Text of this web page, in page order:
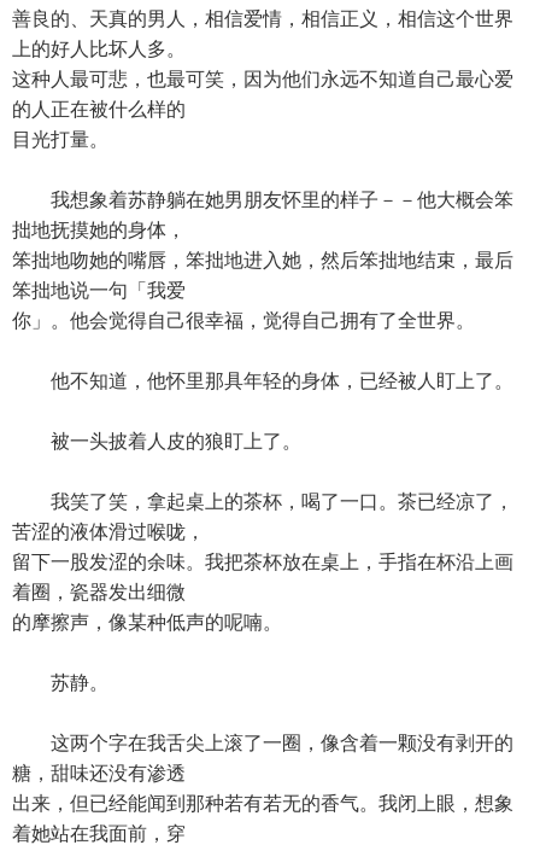
善良的、天真的男人，相信爱情，相信正义，相信这个世界
上的好人比坏人多。
这种人最可悲，也最可笑，因为他们永远不知道自己最心爱
的人正在被什么样的
目光打量。
我想象着苏静躺在她男朋友怀里的样子－－他大概会笨
拙地抚摸她的身体，
笨拙地吻她的嘴唇，笨拙地进入她，然后笨拙地结束，最后
笨拙地说一句「我爱
你」。他会觉得自己很幸福，觉得自己拥有了全世界。
他不知道，他怀里那具年轻的身体，已经被人盯上了。
被一头披着人皮的狼盯上了。
我笑了笑，拿起桌上的茶杯，喝了一口。茶已经凉了，
苦涩的液体滑过喉咙，
留下一股发涩的余味。我把茶杯放在桌上，手指在杯沿上画
着圈，瓷器发出细微
的摩擦声，像某种低声的呢喃。
苏静。
这两个字在我舌尖上滚了一圈，像含着一颗没有剥开的
糖，甜味还没有渗透
出来，但已经能闻到那种若有若无的香气。我闭上眼，想象
着她站在我面前，穿